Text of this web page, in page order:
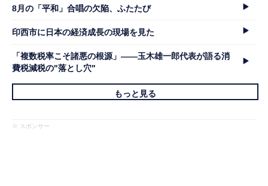
8月の「平和」合唱の欠陥、ふたたび
印西市に日本の経済成長の現場を見た
「複数税率こそ諸悪の根源」――玉木雄一郎代表が語る消
費税減税の"落とし穴"
もっと見る
※ スポンサー